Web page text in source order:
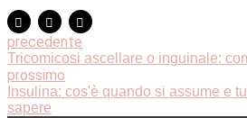
precedente
Tricomicosi ascellare o inguinale:
prossimo
Insulina: cos'è quando si assume e
sapere